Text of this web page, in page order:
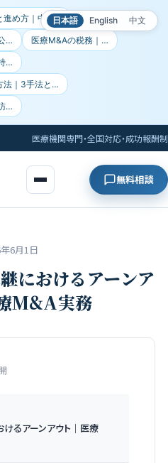
日本語 English 中文
進め方｜中小…
… 医療M&Aの税務｜…
…
法｜3手法と…
…
医療機関専門・全国対応・成功報酬制
無料相談
6月1日
におけるアーンア
M&A実務
けるアーンアウト｜医療